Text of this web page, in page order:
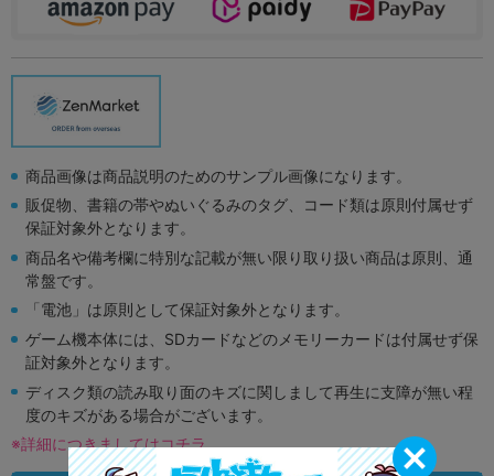
商品画像は商品説明のためのサンプル画像になります。
販促物、書籍の帯やぬいぐるみのタグ、コード類は原則付属せず
保証対象外となります。
商品名や備考欄に特別な記載が無い限り取り扱い商品は原則、通
常盤です。
「電池」は原則として保証対象外となります。
ゲーム機本体には、SDカードなどのメモリーカードは付属せず保
証対象外となります。
ディスク類の読み取り面のキズに関しまして再生に支障が無い程
度のキズがある場合がございます。
※詳細につきましてはコチラ